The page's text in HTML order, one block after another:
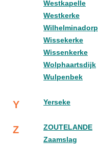
Westkapelle
Westkerke
Wilhelminadorp
Wissekerke
Wissenkerke
Wolphaartsdijk
Wulpenbek
Y Yerseke
Z
ZOUTELANDE
Zaamslag